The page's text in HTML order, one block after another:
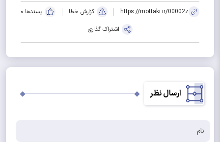
https://mottaki.ir/00002z گزارش خطا پسندها:0
اشتراک گذاری
ارسال نظر